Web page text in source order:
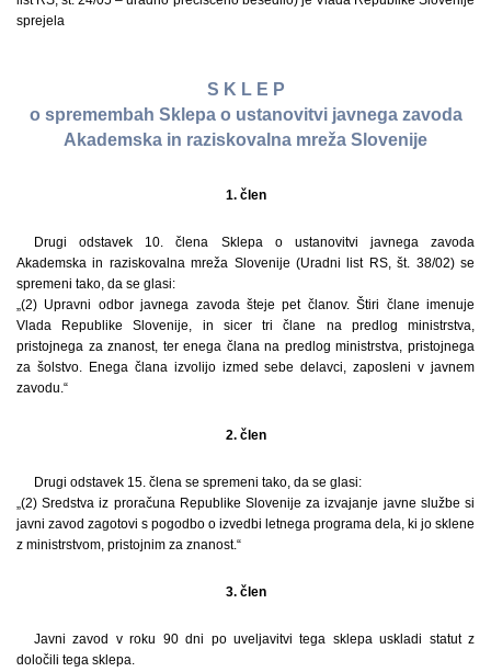
sprejela
S K L E P
o spremembah Sklepa o ustanovitvi javnega zavoda
Akademska in raziskovalna mreža Slovenije
1. člen
Drugi odstavek 10. člena Sklepa o ustanovitvi javnega zavoda
Akademska in raziskovalna mreža Slovenije (Uradni list RS, št. 38/02) se
spremeni tako, da se glasi:
„(2) Upravni odbor javnega zavoda šteje pet članov. Štiri člane imenuje
Vlada Republike Slovenije, in sicer tri člane na predlog ministrstva,
pristojnega za znanost, ter enega člana na predlog ministrstva, pristojnega
za šolstvo. Enega člana izvolijo izmed sebe delavci, zaposleni v javnem
zavodu.“
2. člen
Drugi odstavek 15. člena se spremeni tako, da se glasi:
„(2) Sredstva iz proračuna Republike Slovenije za izvajanje javne službe si
javni zavod zagotovi s pogodbo o izvedbi letnega programa dela, ki jo sklene
z ministrstvom, pristojnim za znanost.“
3. člen
Javni zavod v roku 90 dni po uveljavitvi tega sklepa uskladi statut z
določili tega sklepa.